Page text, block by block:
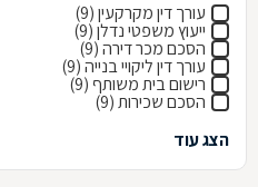
עורך דין מקרקעין (9)
ייעוץ משפטי נדלן (9)
הסכם מכר דירה (9)
עורך דין ליקויי בנייה (9)
רישום בית משותף (9)
הסכם שכירות (9)
הצג עוד